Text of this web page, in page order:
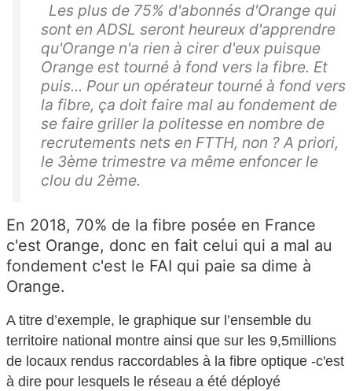
Les plus de 75% d'abonnés d'Orange qui
sont en ADSL seront heureux d'apprendre
qu'Orange n'a rien à cirer d'eux puisque
Orange est tourné à fond vers la fibre. Et
puis... Pour un opérateur tourné à fond vers
la fibre, ça doit faire mal au fondement de
se faire griller la politesse en nombre de
recrutements nets en FTTH, non ? A priori,
le 3ème trimestre va même enfoncer le
clou du 2ème.
En 2018, 70% de la fibre posée en France
c'est Orange, donc en fait celui qui a mal au
fondement c'est le FAI qui paie sa dime à
Orange.
A titre d’exemple, le graphique sur l’ensemble du
territoire national montre ainsi que sur les 9,5millions
de locaux rendus raccordables à la fibre optique -c'est
à dire pour lesquels le réseau a été déployé